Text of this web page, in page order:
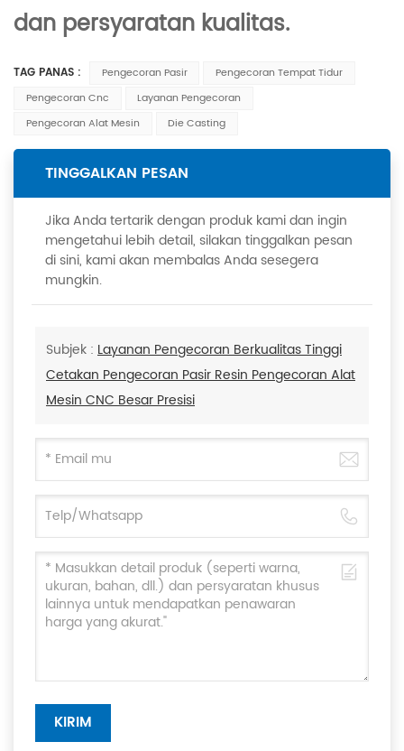
dan persyaratan kualitas.
TAG PANAS : Pengecoran Pasir
Pengecoran Tempat Tidur
Pengecoran Cnc
Layanan Pengecoran
Pengecoran Alat Mesin
Die Casting
TINGGALKAN PESAN
Jika Anda tertarik dengan produk kami dan ingin
mengetahui lebih detail, silakan tinggalkan pesan
di sini, kami akan membalas Anda sesegera
mungkin.
Subjek : Layanan Pengecoran Berkualitas Tinggi
Cetakan Pengecoran Pasir Resin Pengecoran Alat
Mesin CNC Besar Presisi
KIRIM